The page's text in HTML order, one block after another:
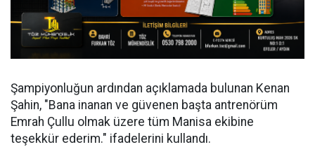
Şampiyonluğun ardından açıklamada bulunan Kenan
Şahin, "Bana inanan ve güvenen başta antrenörüm
Emrah Çullu olmak üzere tüm Manisa ekibine
teşekkür ederim." ifadelerini kullandı.